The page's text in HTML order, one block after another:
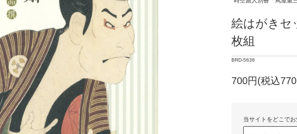
絵はがきセ
枚組
BRD-5636
700円(税込
当サイトをどこで